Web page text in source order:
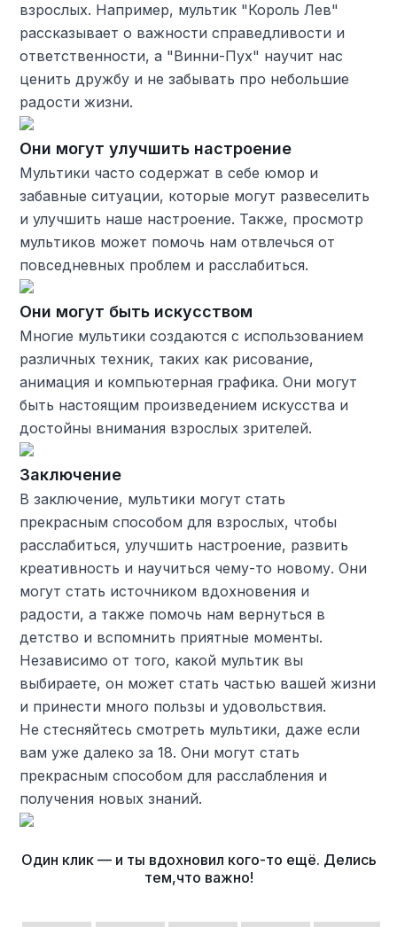
взрослых. Например, мультик "Король Лев"
рассказывает о важности справедливости и
ответственности, а "Винни-Пух" научит нас
ценить дружбу и не забывать про небольшие
радости жизни.
Они могут улучшить настроение
Мультики часто содержат в себе юмор и
забавные ситуации, которые могут развеселить
и улучшить наше настроение. Также, просмотр
мультиков может помочь нам отвлечься от
повседневных проблем и расслабиться.
Они могут быть искусством
Многие мультики создаются с использованием
различных техник, таких как рисование,
анимация и компьютерная графика. Они могут
быть настоящим произведением искусства и
достойны внимания взрослых зрителей.
Заключение
В заключение, мультики могут стать
прекрасным способом для взрослых, чтобы
расслабиться, улучшить настроение, развить
креативность и научиться чему-то новому. Они
могут стать источником вдохновения и
радости, а также помочь нам вернуться в
детство и вспомнить приятные моменты.
Независимо от того, какой мультик вы
выбираете, он может стать частью вашей жизни
и принести много пользы и удовольствия.
Не стесняйтесь смотреть мультики, даже если
вам уже далеко за 18. Они могут стать
прекрасным способом для расслабления и
получения новых знаний.